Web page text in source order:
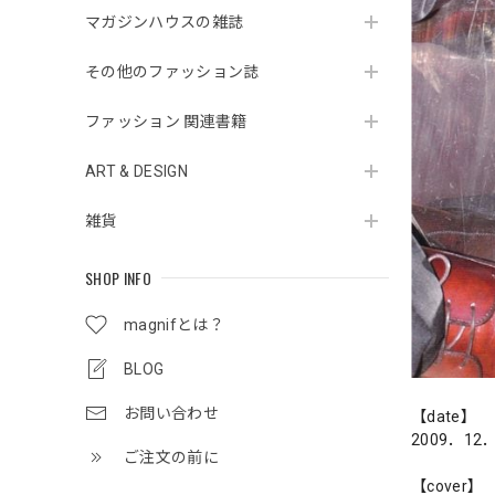
マガジンハウスの雑誌
その他のファッション誌
ファッション 関連書籍
ART & DESIGN
雑貨
SHOP INFO
magnifとは？
BLOG
お問い合わせ
ご注文の前に
【date】
2009．12
【cover】